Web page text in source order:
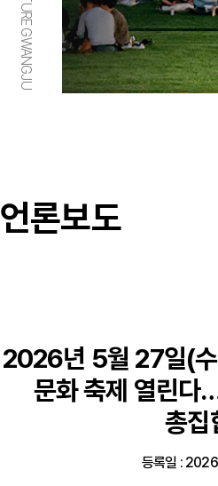
언론보도
2026년 5월 27일(
문화 축제 열린다
총집
등록일 :